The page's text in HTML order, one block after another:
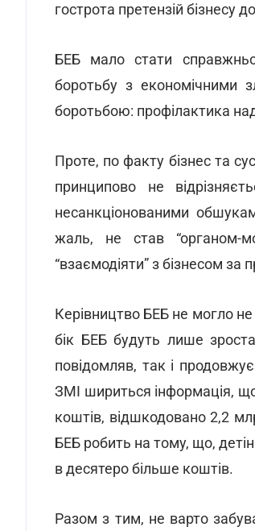
гострота претензій бізнесу
БЕБ мало стати
боротьбу з економічними
боротьбою: профілактика
Проте, по факту бізнес та
принципово не
несанкціонованими
жаль, не став “органом-
“взаємодіяти” з бізнесом
Керівництво БЕБ не могло
бік БЕБ будуть лише
повідомляв, так і
ЗМІ шириться інформація,
коштів, відшкодовано 2,2
БЕБ робить на тому, що,
в десятеро більше коштів.
Разом з тим, не варто